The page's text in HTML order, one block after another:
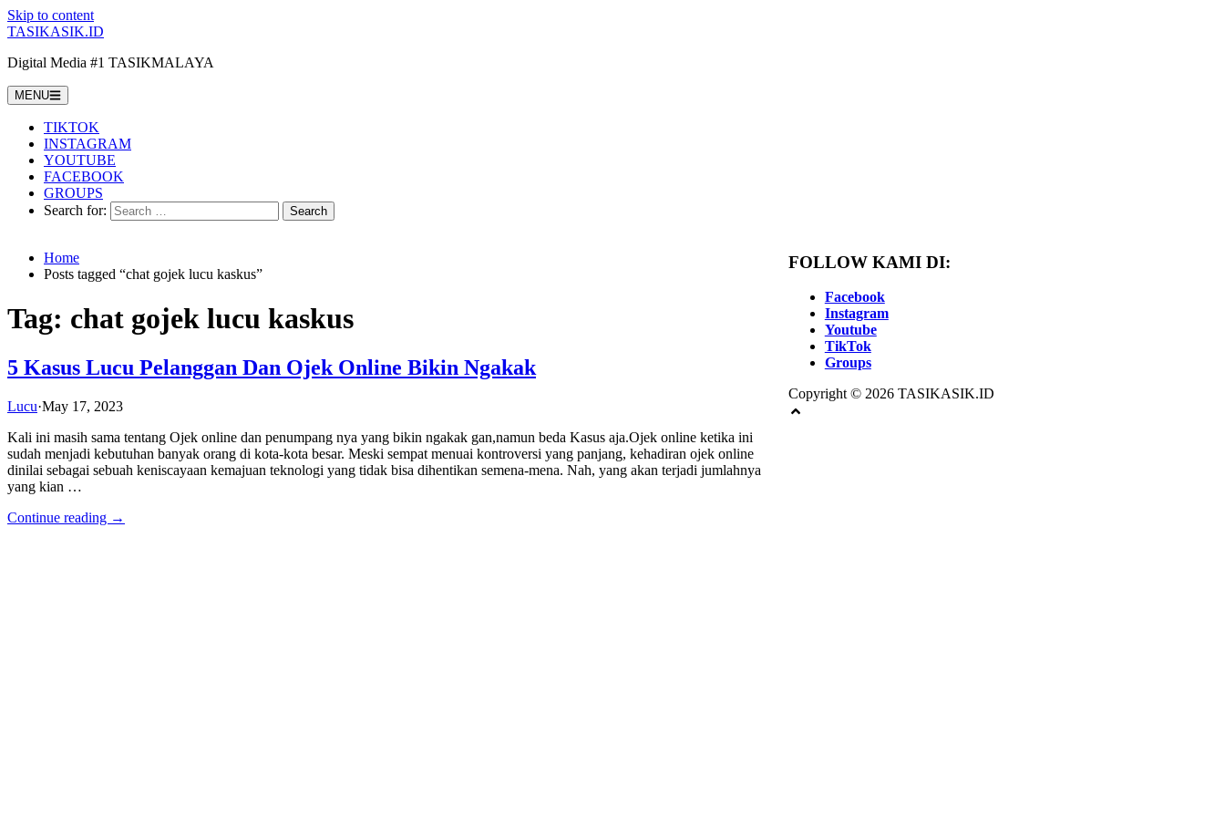
Skip to content
TASIKASIK.ID
Digital Media #1 TASIKMALAYA
MENU
TIKTOK
INSTAGRAM
YOUTUBE
FACEBOOK
GROUPS
Search for:
Home
Posts tagged “chat gojek lucu kaskus”
Tag: chat gojek lucu kaskus
5 Kasus Lucu Pelanggan Dan Ojek Online Bikin Ngakak
Lucu·May 17, 2023
Kali ini masih sama tentang Ojek online dan penumpang nya yang bikin ngakak gan,namun beda Kasus aja.Ojek online ketika ini
sudah menjadi kebutuhan banyak orang di kota-kota besar. Meski sempat menuai kontroversi yang panjang, kehadiran ojek online
dinilai sebagai sebuah keniscayaan kemajuan teknologi yang tidak bisa dihentikan semena-mena. Nah, yang akan terjadi jumlahnya
yang kian …
Continue reading →
FOLLOW KAMI DI:
Facebook
Instagram
Youtube
TikTok
Groups
Copyright © 2026 TASIKASIK.ID